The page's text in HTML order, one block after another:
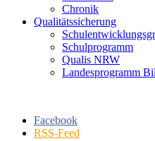
Chronik
Qualitätssicherung
Schulprogramm
Qualis NRW
Landesprogramm
Facebook
RSS-Feed